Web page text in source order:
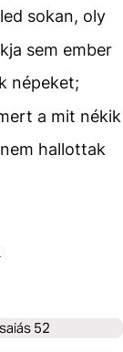
sokan, oly
sem ember
népeket;
a mit nékik
hallottak
52